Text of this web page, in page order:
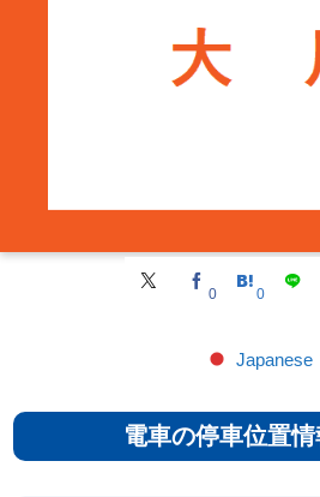
0 0
Japanese
電車の停車位置